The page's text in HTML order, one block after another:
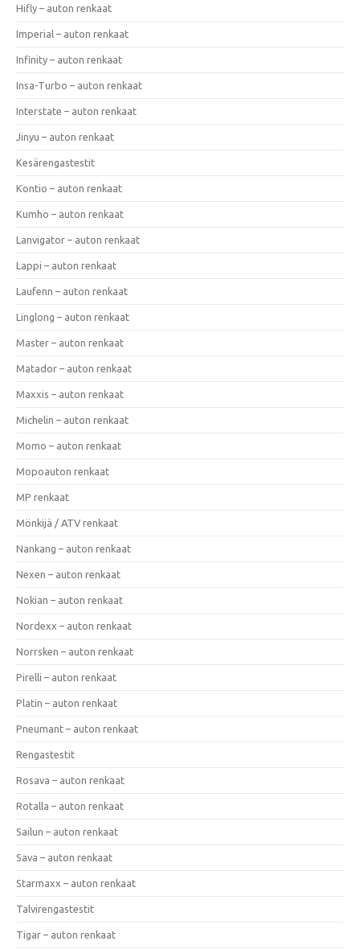
Hifly – auton renkaat
Imperial – auton renkaat
Infinity – auton renkaat
Insa-Turbo – auton renkaat
Interstate – auton renkaat
Jinyu – auton renkaat
Kesärengastestit
Kontio – auton renkaat
Kumho – auton renkaat
Lanvigator – auton renkaat
Lappi – auton renkaat
Laufenn – auton renkaat
Linglong – auton renkaat
Master – auton renkaat
Matador – auton renkaat
Maxxis – auton renkaat
Michelin – auton renkaat
Momo – auton renkaat
Mopoauton renkaat
MP renkaat
Mönkijä / ATV renkaat
Nankang – auton renkaat
Nexen – auton renkaat
Nokian – auton renkaat
Nordexx – auton renkaat
Norrsken – auton renkaat
Pirelli – auton renkaat
Platin – auton renkaat
Pneumant – auton renkaat
Rengastestit
Rosava – auton renkaat
Rotalla – auton renkaat
Sailun – auton renkaat
Sava – auton renkaat
Starmaxx – auton renkaat
Talvirengastestit
Tigar – auton renkaat